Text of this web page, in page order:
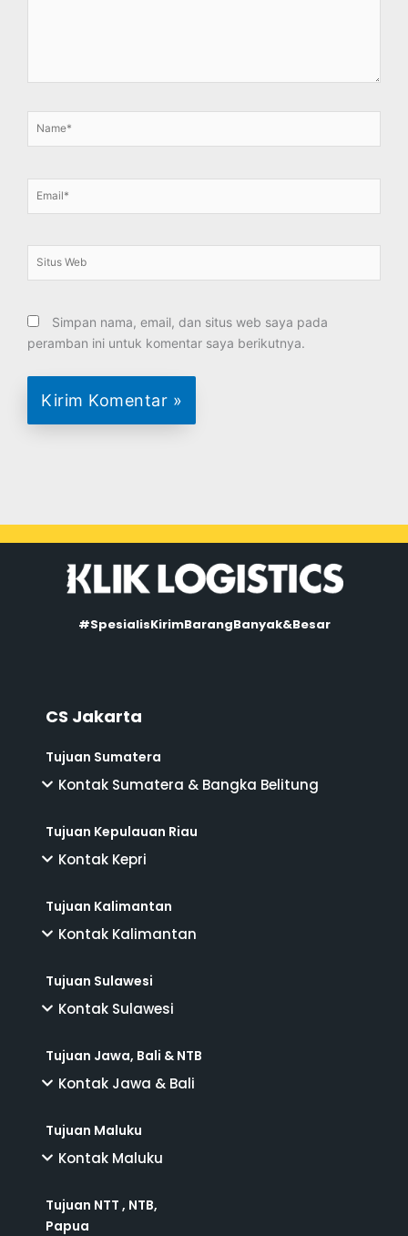
Name*
Email*
Situs
Simpan nama, email, dan situs web saya pada
peramban ini untuk komentar saya berikutnya.
#SpesialisKirimBarangBanyak&Besar
CS Jakarta
Tujuan Sumatera
Kontak Sumatera & Bangka Belitung
Tujuan Kepulauan Riau
Kontak Kepri
Tujuan Kalimantan
Kontak Kalimantan
Tujuan Sulawesi
Kontak Sulawesi
Tujuan Jawa, Bali & NTB
Kontak Jawa & Bali
Tujuan Maluku
Kontak Maluku
Tujuan NTT , NTB,
Papua